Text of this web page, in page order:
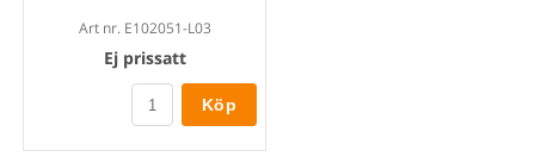
Art nr. E102051-L03
Ej prissatt
Köp